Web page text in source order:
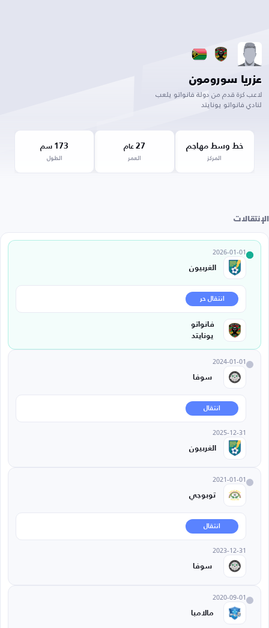
عزريا سورومون
لاعب كرة قدم من دولة فانواتو يلعب
لنادي فانواتو يونايتد
خط وسط مهاجم
المركز
27عام
العمر
173 سم
الطول
الإنتقالات
2026-01-01
الغربيون
انتقال حر
فانواتو
يونايتد
2024-01-01
سوفا
انتقال
2025-12-31
الغربيون
2021-01-01
توبوجي
انتقال
2023-12-31
سوفا
2020-09-01
مالامبا